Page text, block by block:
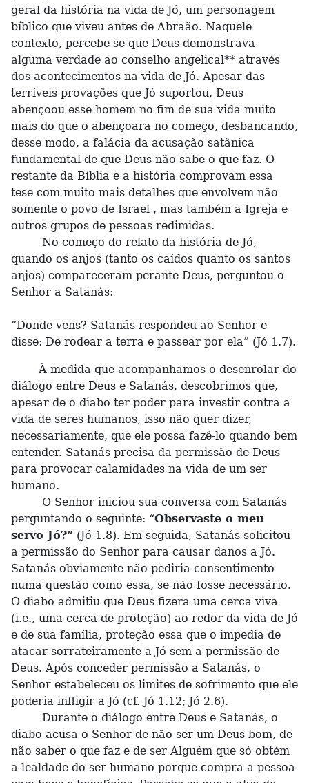
geral da história na vida de Jó, um personagem
bíblico que viveu antes de Abraão. Naquele
contexto, percebe-se que Deus demonstrava
alguma verdade ao conselho angelical** através
dos acontecimentos na vida de Jó. Apesar das
terríveis provações que Jó suportou, Deus
abençoou esse homem no fim de sua vida muito
mais do que o abençoara no começo, desbancando,
desse modo, a falácia da acusação satânica
fundamental de que Deus não sabe o que faz. O
restante da Bíblia e a história comprovam essa
tese com muito mais detalhes que envolvem não
somente o povo de Israel , mas também a Igreja e
outros grupos de pessoas redimidas.
No começo do relato da história de Jó,
quando os anjos (tanto os caídos quanto os santos
anjos) compareceram perante Deus, perguntou o
Senhor a Satanás:
“Donde vens? Satanás respondeu ao Senhor e
disse: De rodear a terra e passear por ela” (Jó 1.7).
À medida que acompanhamos o desenrolar do
diálogo entre Deus e Satanás, descobrimos que,
apesar de o diabo ter poder para investir contra a
vida de seres humanos, isso não quer dizer,
necessariamente, que ele possa fazê-lo quando bem
entender. Satanás precisa da permissão de Deus
para provocar calamidades na vida de um ser
humano.
O Senhor iniciou sua conversa com Satanás
perguntando o seguinte: “Observaste o meu
servo Jó?” (Jó 1.8). Em seguida, Satanás solicitou
a permissão do Senhor para causar danos a Jó.
Satanás obviamente não pediria consentimento
numa questão como essa, se não fosse necessário.
O diabo admitiu que Deus fizera uma cerca viva
(i.e., uma cerca de proteção) ao redor da vida de Jó
e de sua família, proteção essa que o impedia de
atacar sorrateiramente a Jó sem a permissão de
Deus. Após conceder permissão a Satanás, o
Senhor estabeleceu os limites de sofrimento que ele
poderia infligir a Jó (cf. Jó 1.12; Jó 2.6).
Durante o diálogo entre Deus e Satanás, o
diabo acusa o Senhor de não ser um Deus bom, de
não saber o que faz e de ser Alguém que só obtém
a lealdade do ser humano porque compra a pessoa